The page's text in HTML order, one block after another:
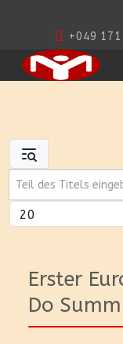
+049
Teil des Titels
Anzeige #
Erster
Do